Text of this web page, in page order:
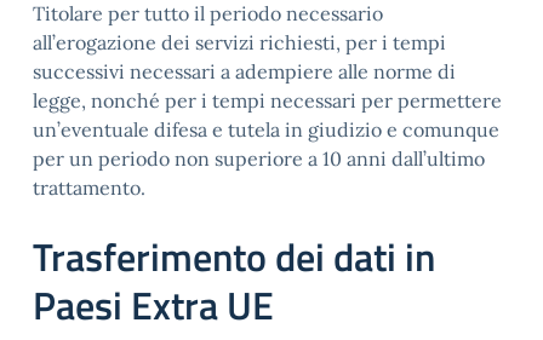
Titolare per tutto il periodo necessario
all’erogazione dei servizi richiesti, per i tempi
successivi necessari a adempiere alle norme di
legge, nonché per i tempi necessari per permettere
un’eventuale difesa e tutela in giudizio e comunque
per un periodo non superiore a 10 anni dall’ultimo
trattamento.
Trasferimento dei dati in
Paesi Extra UE